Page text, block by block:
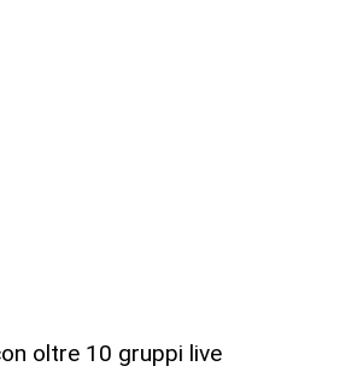
oltre 10 gruppi live